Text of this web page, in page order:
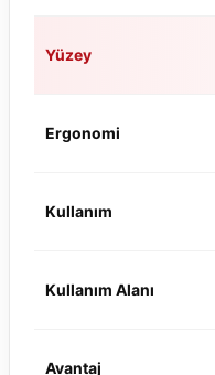
Yüzey
Ergonomi
Kullanım
Kullanım Alanı
Avantaj